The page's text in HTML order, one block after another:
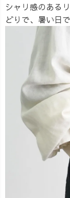
シャリ感のある
どりで、暑い日